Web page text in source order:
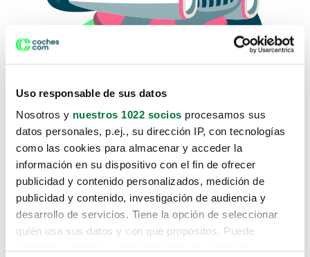
Uso responsable de sus datos
Nosotros y nuestros 1022 socios procesamos sus
datos personales, p.ej., su dirección IP, con tecnologías
como las cookies para almacenar y acceder la
información en su dispositivo con el fin de ofrecer
publicidad y contenido personalizados, medición de
publicidad y contenido, investigación de audiencia y
desarrollo de servicios. Tiene la opción de seleccionar
quién usa sus datos y con qué propósitos. Puede
Lo sentimos, no sabemos como
te hemos traido hasta aquí.
Pero puedes encontrar el coche que estás
buscando en alguno de estos enlaces: